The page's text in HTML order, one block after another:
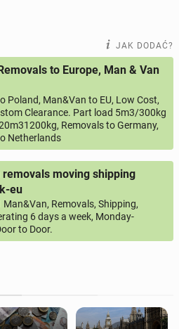
JAK DODAĆ?
to Europe, Man & Van
Poland, Man&Van to EU, Low Cost,
Clearance. Part load 5m3/300kg
Removals to Germany,
Netherlands
moving shipping
eu
Man&Van, Removals, Shipping,
6 days a week, Monday-
to Door.